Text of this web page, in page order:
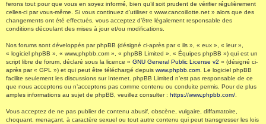
ferons tout pour que vous en soyez informé, bien qu’il soit prudent de vérifier régulièrement
celles-ci par vous-même. Si vous continuez d’utiliser « www.cancoillotte.net » alors que des
changements ont été effectués, vous acceptez d’être légalement responsable des
conditions découlant des mises à jour et/ou modifications.
Nos forums sont développés par phpBB (désigné ci-après par « ils », « eux », « leur »,
« logiciel phpBB », « www.phpbb.com », « phpBB Limited », « Équipes phpBB ») qui est un
script libre de forum, déclaré sous la licence « GNU General Public License v2 » (désigné ci-
après par « GPL ») et qui peut être téléchargé depuis www.phpbb.com . Le logiciel phpBB
facilite seulement les discussions sur Internet. phpBB Limited n’est pas responsable de ce
que nous acceptons ou n’acceptons pas comme contenu ou conduite permis. Pour de plus
amples informations au sujet de phpBB, veuillez consulter : https://www.phpbb.com/
Vous acceptez de ne pas publier de contenu abusif, obscène, vulgaire, diffamatoire,
choquant, menaçant, à caractère sexuel ou tout autre contenu qui peut transgresser les lois